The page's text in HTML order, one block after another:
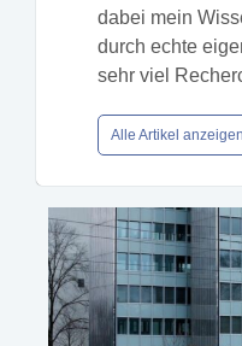
dabei mein
durch echte
sehr viel
Alle Artikel anzeigen